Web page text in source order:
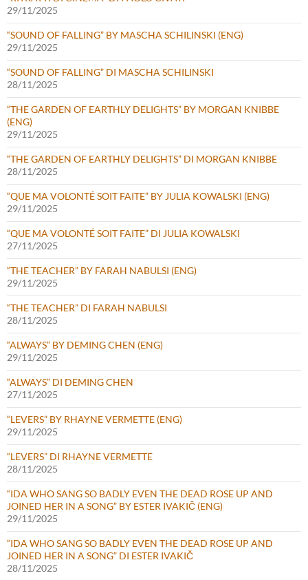
29/11/2025
“SOUND OF FALLING” BY MASCHA SCHILINSKI (ENG)
29/11/2025
“SOUND OF FALLING” DI MASCHA SCHILINSKI
28/11/2025
“THE GARDEN OF EARTHLY DELIGHTS” BY MORGAN KNIBBE
(ENG)
29/11/2025
“THE GARDEN OF EARTHLY DELIGHTS” DI MORGAN KNIBBE
28/11/2025
“QUE MA VOLONTÉ SOIT FAITE” BY JULIA KOWALSKI (ENG)
29/11/2025
“QUE MA VOLONTÉ SOIT FAITE” DI JULIA KOWALSKI
27/11/2025
“THE TEACHER” BY FARAH NABULSI (ENG)
29/11/2025
“THE TEACHER” DI FARAH NABULSI
28/11/2025
“ALWAYS” BY DEMING CHEN (ENG)
29/11/2025
“ALWAYS” DI DEMING CHEN
27/11/2025
“LEVERS” BY RHAYNE VERMETTE (ENG)
29/11/2025
“LEVERS” DI RHAYNE VERMETTE
28/11/2025
“IDA WHO SANG SO BADLY EVEN THE DEAD ROSE UP AND
JOINED HER IN A SONG” BY ESTER IVAKIČ (ENG)
29/11/2025
“IDA WHO SANG SO BADLY EVEN THE DEAD ROSE UP AND
JOINED HER IN A SONG” DI ESTER IVAKIČ
28/11/2025